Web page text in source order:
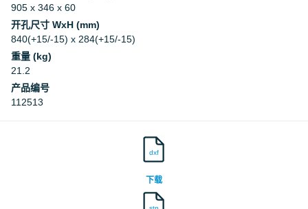
905 x 346 x 60
开孔尺寸 WxH (mm)
840(+15/-15) x 284(+15/-15)
重量 (kg)
21.2
产品编号
112513
dxf
下载